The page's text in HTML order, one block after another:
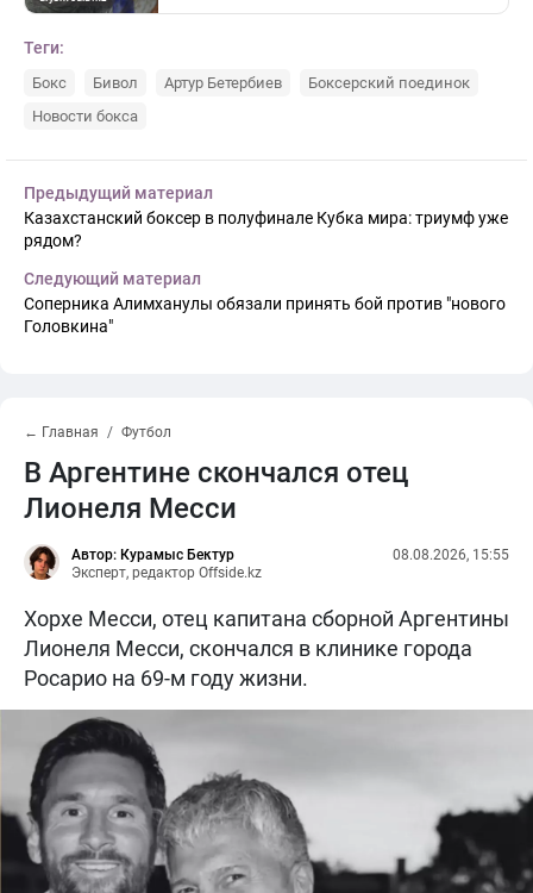
Теги:
Бокс Бивол Артур Бетербиев
Боксерский поединок
Новости бокса
Предыдущий материал
Казахстанский боксер в полуфинале Кубка мира: триумф уже
рядом?
Следующий материал
Соперника Алимханулы обязали принять бой против "нового
Головкина"
← Главная Футбол
В Аргентине скончался отец
Лионеля Месси
Автор: Курамыс Бектур
Эксперт, редактор Offside.kz
08.08.2026, 15:55
Хорхе Месси, отец капитана сборной Аргентины
Лионеля Месси, скончался в клинике города
Росарио на 69-м году жизни.